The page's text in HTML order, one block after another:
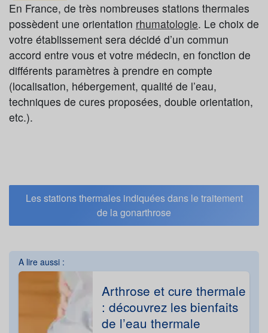
En France, de très nombreuses stations thermales
possèdent une orientation rhumatologie. Le choix de
votre établissement sera décidé d’un commun
accord entre vous et votre médecin, en fonction de
différents paramètres à prendre en compte
(localisation, hébergement, qualité de l’eau,
techniques de cures proposées, double orientation,
etc.).
Les stations thermales indiquées dans le traitement
de la gonarthrose
A lire aussi :
Arthrose et cure thermale
: découvrez les bienfaits
de l’eau thermale